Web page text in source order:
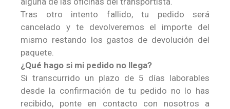
Tras otro intento fallido, tu pedido será
cancelado y te devolveremos el importe del
mismo restando los gastos de devolución del
paquete.
¿Qué hago si mi pedido no llega?
Si transcurrido un plazo de 5 días laborables
desde la confirmación de tu pedido no lo has
recibido, ponte en contacto con nosotros a